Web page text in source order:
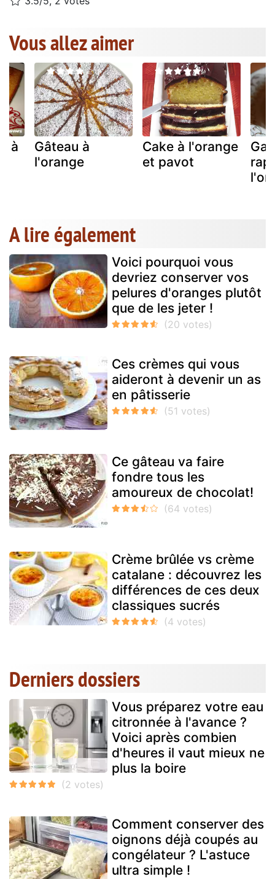
Vous allez aimer
à
Gâteau à
l'orange
Cake à l'orange
et pavot
A lire également
Voici pourquoi vous
devriez conserver vos
pelures d'oranges plutôt
que de les jeter !
Ces crèmes qui vous
aideront à devenir un as
en pâtisserie
Ce gâteau va faire
fondre tous les
amoureux de chocolat!
Crème brûlée vs crème
catalane : découvrez les
différences de ces deux
classiques sucrés
Derniers dossiers
Vous préparez votre eau
citronnée à l'avance ?
Voici après combien
d'heures il vaut mieux ne
plus la boire
Comment conserver des
oignons déjà coupés au
congélateur ? L'astuce
ultra simple !